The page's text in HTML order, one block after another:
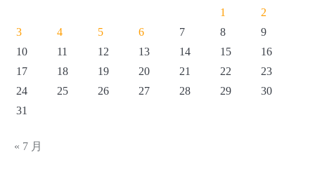
1
2
3
4 5 6 7 8
9
10
11 12 13 14 15
16
17
18 19 20 21 22
23
24
25 26 27 28 29
30
31
« 7 月